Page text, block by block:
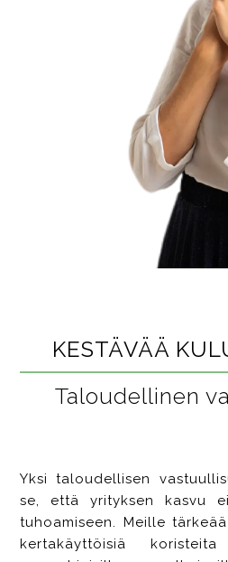
KESTÄVÄÄ
Taloudellinen
Yksi taloudellisen
se, että yrityksen kasvu
tuhoamiseen. Meille
kertakäyttöisiä